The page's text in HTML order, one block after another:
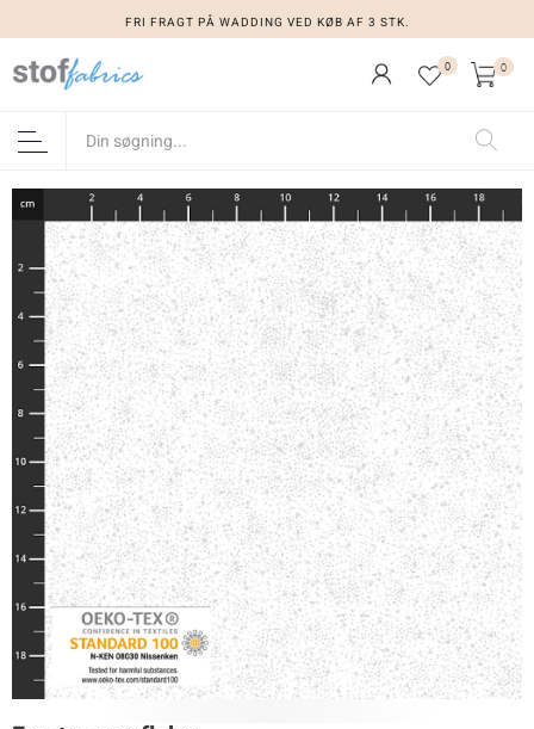
FRI FRAGT PÅ WADDING VED KØB AF 3 STK.
0 0